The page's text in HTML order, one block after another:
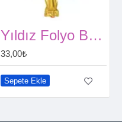
Yıldız Folyo Balon Gold (45 cm)
33,00₺
Sepete Ekle